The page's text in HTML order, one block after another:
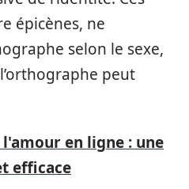
épicènes, ne
selon le sexe,
peut
en ligne : une
efficace